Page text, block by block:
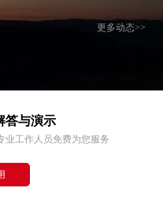
更多动态>>
答与演示
业工作人员免费为您服务